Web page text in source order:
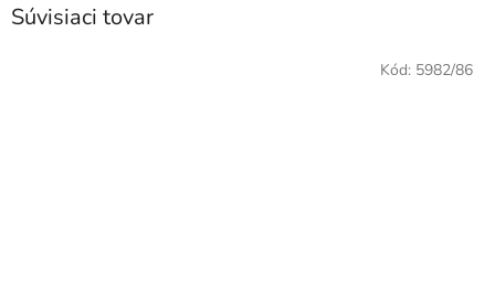
Súvisiaci tovar
Kód: 5982/86